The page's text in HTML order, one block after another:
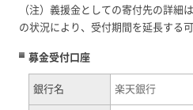
（注）義援金としての寄付先の詳
の状況により、受付期間を延長する
募金受付口座
銀行名 楽天銀行